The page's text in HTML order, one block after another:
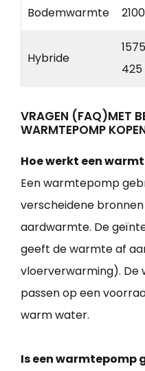
Bodemwarmte
Hybride
425
VRAGEN (FAQ)MET
WARMTEPOMP
Hoe werkt een
Een warmtepomp
verscheidene
aardwarmte. De
geeft de warmte af
vloerverwarming). De
passen op een
warm water.
Is een warmtepomp